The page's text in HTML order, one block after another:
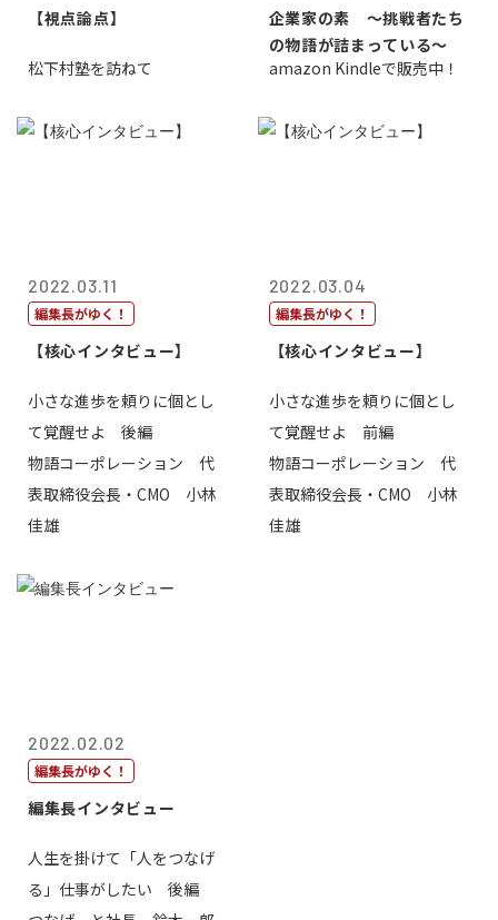
【視点論点】
松下村塾を訪ねて
企業家の素 〜挑戦者たち
の物語が詰まっている〜
amazon Kindleで販売中！
2022.03.11
編集長がゆく！
【核心インタビュー】
小さな進歩を頼りに個とし
て覚醒せよ 後編
物語コーポレーション 代
表取締役会長・CMO 小林
佳雄
2022.03.04
編集長がゆく！
【核心インタビュー】
小さな進歩を頼りに個とし
て覚醒せよ 前編
物語コーポレーション 代
表取締役会長・CMO 小林
佳雄
2022.02.02
編集長がゆく！
編集長インタビュー
人生を掛けて「人をつなげ
る」仕事がしたい 後編